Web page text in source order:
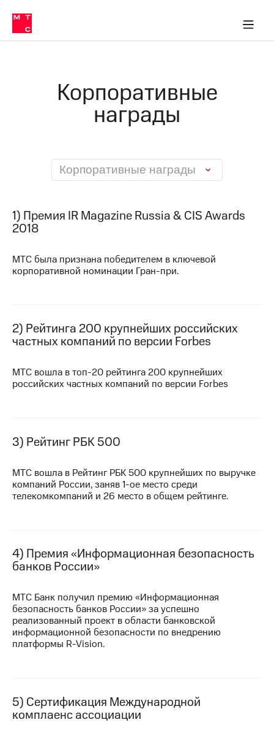
Медиа-центр
и акционерам
Устойчивое развитие
Комплаенс и деловая этика
компании
Карьера
в МТС
региона
Пресс-
релизы
Достижения
Финансовая
отчетность
Новости
в
и акционерам
Корпоративное
Раскрытие
информации
Документы
ПАО
"МТС"
Собрания
акционеров
капитал
Контроль
в МТС
Корпоративные
награды
Корпоративные награды
1) Премия IR Magazine Russia & CIS Awards
2018
МТС была признана победителем в ключевой
корпоративной номинации Гран-при.
2) Рейтинга 200 крупнейших российских
частных компаний по версии Forbes
МТС вошла втоп-20 рейтинга 200 крупнейших
российских частных компаний по версии Forbes
3) Рейтинг РБК 500
МТС вошла в Рейтинг РБК 500 крупнейших по выручке
компаний России, заняв1-ое место среди
телекомкомпаний и 26 место в общем рейтинге.
4) Премия «Информационная безопасность
банков России»
МТС Банк получил премию «Информационная
безопасность банков России» за успешно
реализованный проект в области банковской
информационной безопасности по внедрению
платформы R-Vision.
5) Сертификация Международной
комплаенс ассоциации